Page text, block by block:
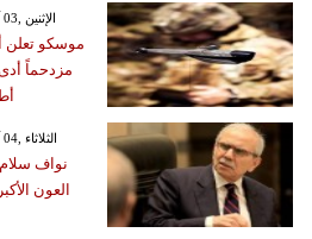
GMT 23:46 2026 الإثنين ,03 آب / أغسطس
موسكو تعلن
مزدحماً
GMT 14:17 2026 الثلاثاء ,04 آب / أغسطس
نواف
العون